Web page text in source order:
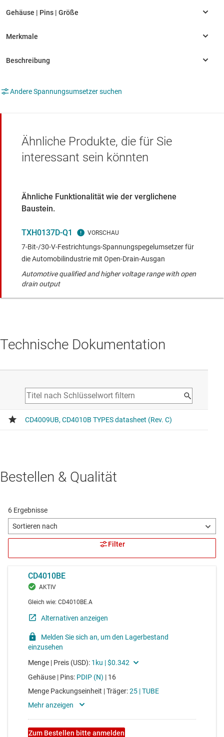
Andere Spannungsumsetzer suchen
Ähnliche Produkte, die für Sie
interessant sein könnten
Ähnliche Funktionalität wie der verglichene
Baustein.
TXH0137D-Q1
7-Bit-/30-V-Festrichtungs-Spannungspegelumsetzer für
die Automobilindustrie mit Open-Drain-Ausgan
Automotive qualified and higher voltage range with open
drain output
Technische Dokumentation
Bestellen & Qualität